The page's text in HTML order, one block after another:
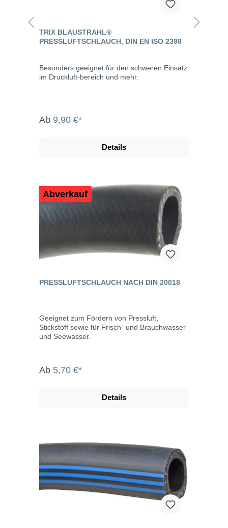
TRIX BLAUSTRAHL®
PRESSLUFTSCHLAUCH, DIN EN ISO 2398
Besonders geeignet für den schweren Einsatz
im Druckluft-bereich und mehr.
Ab 9,90 €*
Details
Abverkauf
PRESSLUFTSCHLAUCH NACH DIN 20018
Geeignet zum Fördern von Pressluft,
Stickstoff sowie für Frisch- und Brauchwasser
und Seewasser.
Ab 5,70 €*
Details